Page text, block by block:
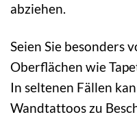
abziehen.
Seien Sie besonders
Oberflächen wie
In seltenen Fällen
Wandtattoos zu